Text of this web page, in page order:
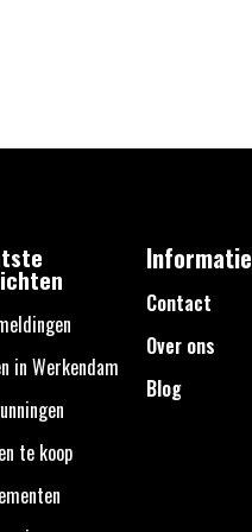
in Werkendam
te koop
Informatie
Contact
Over ons
Blog